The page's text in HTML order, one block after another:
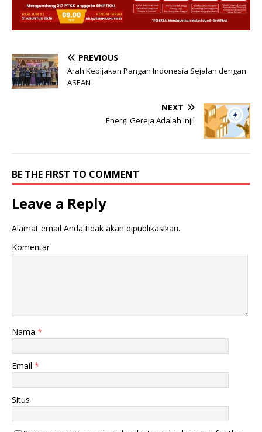
PREVIOUS
Arah Kebijakan Pangan Indonesia Sejalan dengan
ASEAN
NEXT
Energi Gereja Adalah Injil
BE THE FIRST TO COMMENT
Leave a Reply
Alamat email Anda tidak akan dipublikasikan.
Komentar
Nama *
Email *
Situs